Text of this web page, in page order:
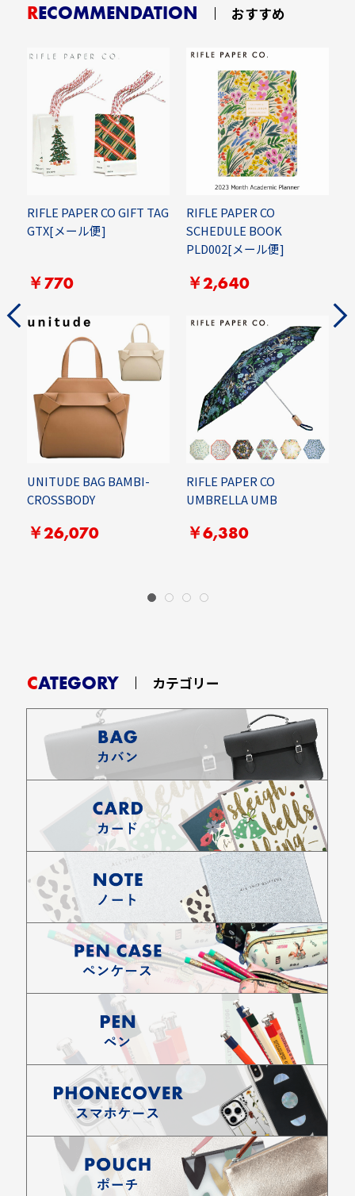
RECOMMENDATION おすすめ
RIFLE PAPER CO GIFT TAG
GTX[メール便]
￥770
RIFLE PAPER CO
SCHEDULE BOOK
PLD002[メール便]
￥2,640
UNITUDE BAG BAMBI-
CROSSBODY
￥26,070
RIFLE PAPER CO
UMBRELLA UMB
￥6,380
CATEGORY カテゴリー